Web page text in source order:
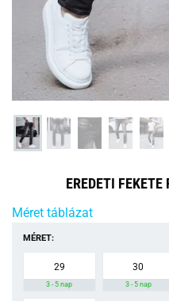
EREDETI
Méret táblázat
MÉRET:
29
3 - 5 nap
30
3 - 5 nap